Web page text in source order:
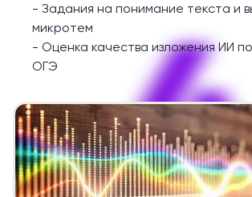
4
- Задания на понимание текста и
микротем
- Оценка качества изложения ИИ
ОГЭ